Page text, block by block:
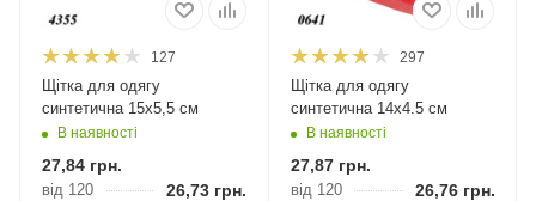
127
Щітка для одягу
синтетична 15х5,5 см
В наявності
27,84 грн.
від 120 26,73 грн.
297
Щітка для одягу
синтетична 14х4.5 см
В наявності
27,87грн.
від 120 26,76грн.